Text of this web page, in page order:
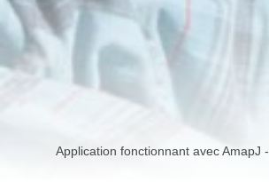
Application fonctionnant avec AmapJ -